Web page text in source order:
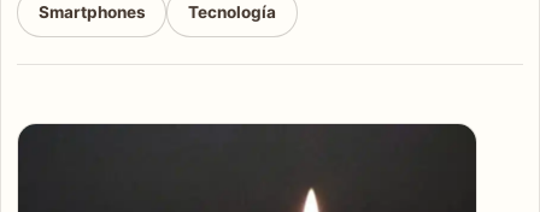
Smartphones Tecnología
Articles